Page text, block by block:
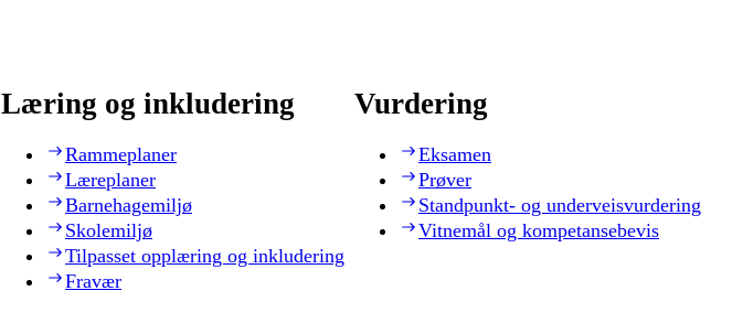
Læring og inkludering
Rammeplaner
Læreplaner
Barnehagemiljø
Skolemiljø
Tilpasset opplæring og inkludering
Fravær
Vurdering
Eksamen
Prøver
Standpunkt- og underveisvurdering
Vitnemål og kompetansebevis